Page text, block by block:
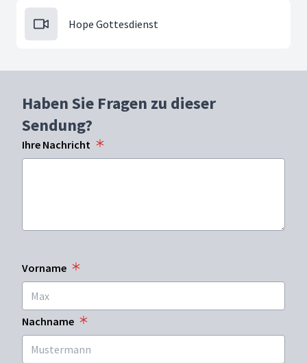
Hope Gottesdienst
Haben Sie Fragen zu dieser
Sendung?
Ihre Nachricht
Vorname
Nachname